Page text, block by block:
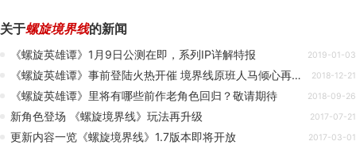
关于螺旋境界线的新闻
《螺旋英雄谭》1月9日公测在即，系列IP详解特报 2019-01-03
《螺旋英雄谭》事前登陆火热开催 境界线原班人马倾心再现新冒险 2018-12-21
《螺旋英雄谭》里将有哪些前作老角色回归？敬请期待 2018-09-26
新角色登场 《螺旋境界线》玩法再升级 2017-07-21
更新内容一览《螺旋境界线》1.7版本即将开放 2017-03-01